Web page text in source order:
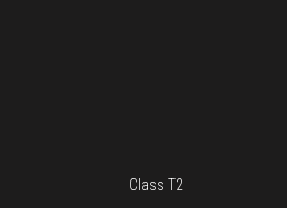
Class T2